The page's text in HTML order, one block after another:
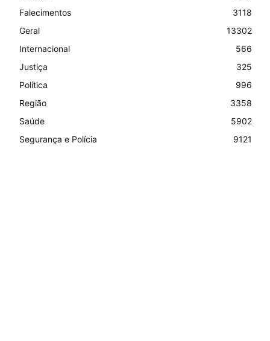
Falecimentos
3118
Geral
13302
Internacional
566
Justiça
325
Política
996
Região
3358
Saúde
5902
Segurança e Polícia
9121